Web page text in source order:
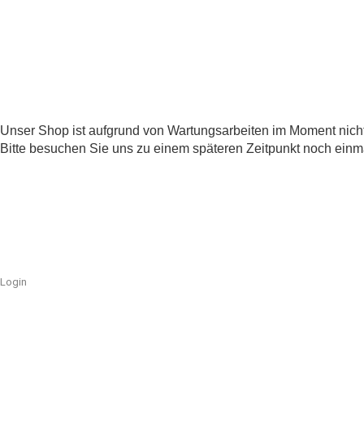
Unser Shop ist aufgrund von Wartungsarbeiten im Moment
Bitte besuchen Sie uns zu einem späteren Zeitpunkt noch
Login